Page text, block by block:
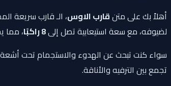
أهلاً بك على متنقارب الاوس، الـ قارب سريعة
لضيوفه، مع سعة استيعابية تصل إلى8 راكبًا
، مما
سواء كنت تبحث عن الهدوء والاستجمام تحت أشعة
تجمع بين الترفيه والأناقة.